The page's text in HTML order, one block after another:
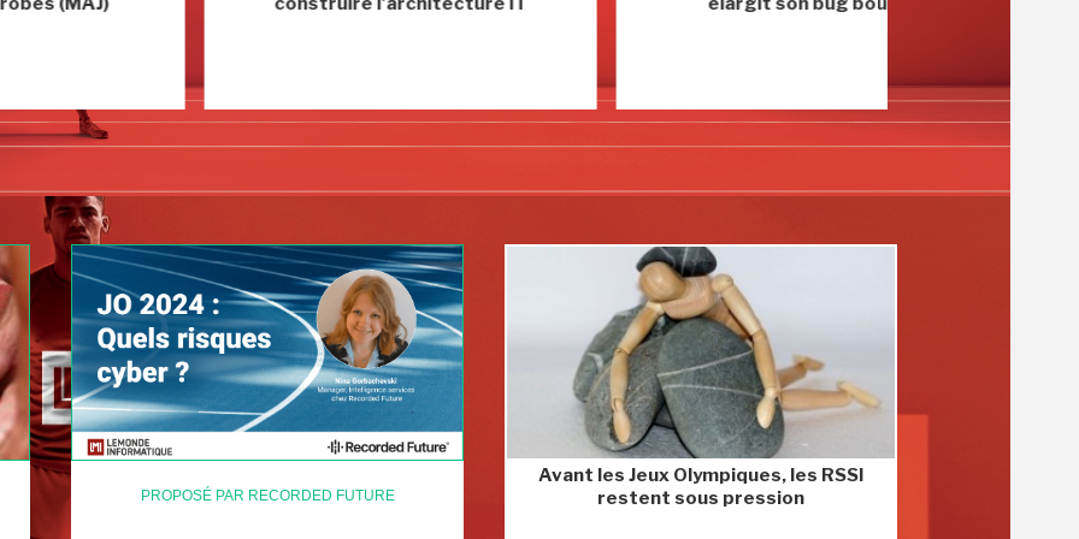
PROPOSÉ PAR RECORDED FUTURE
Avant les Jeux Olympiques, les RSSI
restent sous pression